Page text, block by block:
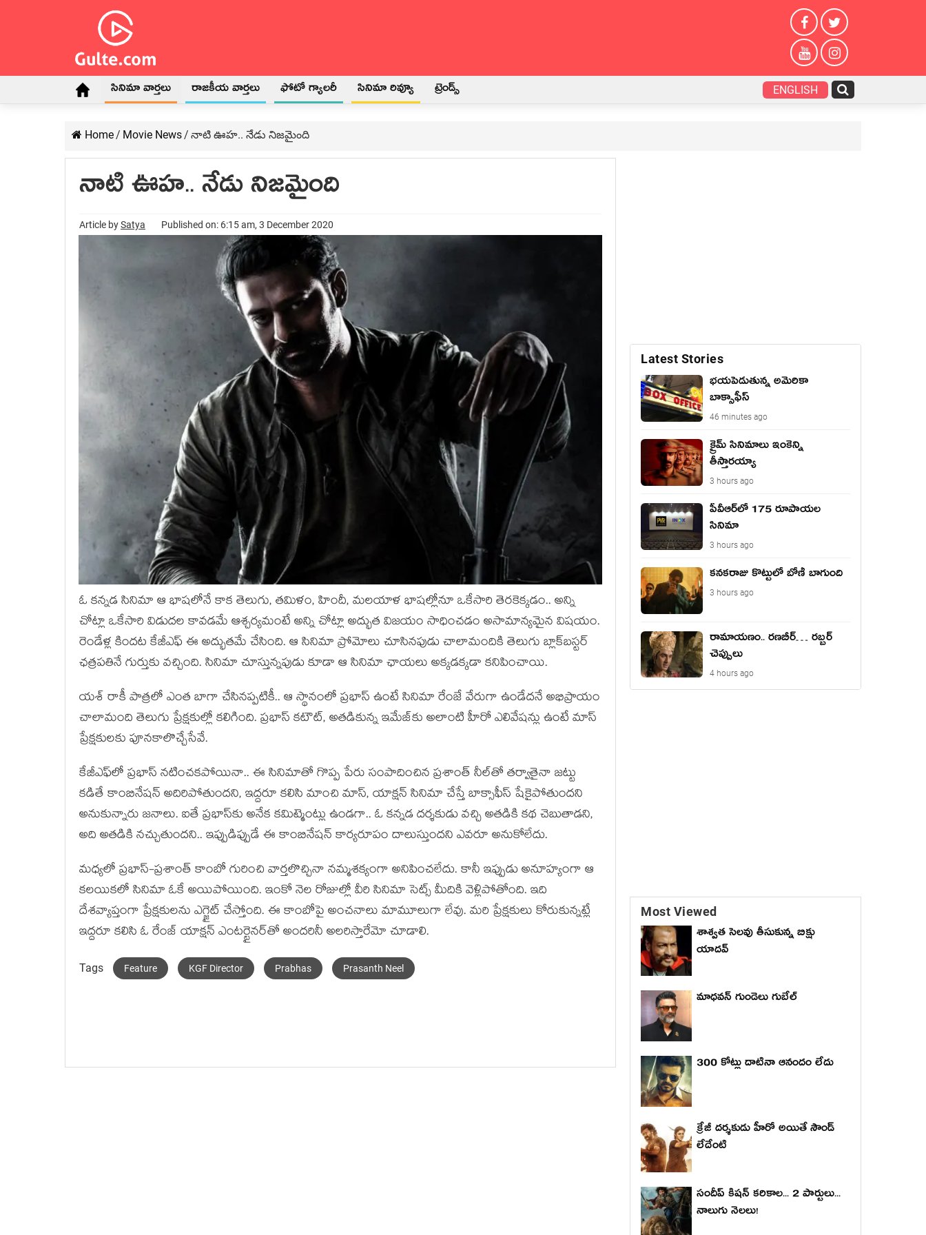
సినిమా వార్తలు రాజకీయ వార్తలు ఫోటో గ్యాలరీ సినిమా రివ్యూ ట్రెండ్స్ ENGLISH
Home/ Movie News/ నాటి ఊహ‌.. నేడు నిజ‌మైంది
నాటి ఊహ‌.. నేడు నిజ‌మైంది
Article bySatya Published on: 6:15 am, 3 December 2020
ఓ క‌న్న‌డ సినిమా ఆ భాష‌లోనే కాక తెలుగు, త‌మిళం, హిందీ, మ‌ల‌యాళ భాష‌ల్లోనూ ఒకేసారి తెర‌కెక్క‌డం.. అన్ని
చోట్లా ఒకేసారి విడుద‌ల కావ‌డ‌మే ఆశ్చ‌ర్య‌మంటే అన్ని చోట్లా అద్భుత విజ‌యం సాధించ‌డం అసామాన్యమైన విష‌యం.
రెండేళ్ల కింద‌ట కేజీఎఫ్ ఈ అద్భుతమే చేసింది. ఆ సినిమా ప్రోమోలు చూసిన‌పుడు చాలామందికి తెలుగు బ్లాక్‌బ‌స్ట‌ర్‌
ఛ‌త్ర‌ప‌తినే గుర్తుకు వ‌చ్చింది. సినిమా చూస్తున్న‌పుడు కూడా ఆ సినిమా ఛాయ‌లు అక్క‌డ‌క్క‌డా క‌నిపించాయి.
య‌శ్ రాకీ పాత్ర‌లో ఎంత బాగా చేసినప్ప‌టికీ.. ఆ స్థానంలో ప్ర‌భాస్ ఉంటే సినిమా రేంజే వేరుగా ఉండేద‌నే అభిప్రాయం
చాలామంది తెలుగు ప్రేక్ష‌కుల్లో క‌లిగింది. ప్ర‌భాస్ క‌టౌట్‌, అత‌డికున్న ఇమేజ్‌కు అలాంటి హీరో ఎలివేష‌న్లు ఉంటే మాస్
ప్రేక్ష‌కుల‌కు పూన‌కాలొచ్చేసేవే.
కేజీఎఫ్‌లో ప్ర‌భాస్ న‌టించ‌క‌పోయినా.. ఈ సినిమాతో గొప్ప పేరు సంపాదించిన ప్ర‌శాంత్ నీల్‌తో త‌ర్వాతైనా జ‌ట్టు
క‌డితే కాంబినేష‌న్ అదిరిపోతుంద‌ని, ఇద్ద‌రూ క‌లిసి మాంచి మాస్, యాక్ష‌న్ సినిమా చేస్తే బాక్సాఫీస్ షేకైపోతుంద‌ని
అనుకున్నారు జ‌నాలు. ఐతే ప్ర‌భాస్‌కు అనేక కమిట్మెంట్లు ఉండ‌గా.. ఓ క‌న్న‌డ ద‌ర్శ‌కుడు వ‌చ్చి అత‌డికి క‌థ చెబుతాడ‌ని,
అది అత‌డికి న‌చ్చుతుంద‌ని.. ఇప్పుడిప్పుడే ఈ కాంబినేష‌న్ కార్య‌రూపం దాలుస్తుంద‌ని ఎవ‌రూ అనుకోలేదు.
మ‌ధ్య‌లో ప్ర‌భాస్‌-ప్ర‌శాంత్ కాంబో గురించి వార్త‌లొచ్చినా నమ్మ‌శక్యంగా అనిపించ‌లేదు. కానీ ఇప్పుడు అనూహ్యంగా ఆ
క‌ల‌యిక‌లో సినిమా ఓకే అయిపోయింది. ఇంకో నెల రోజుల్లో వీరి సినిమా సెట్స్ మీదికి వెళ్లిపోతోంది. ఇది
దేశ‌వ్యాప్తంగా ప్రేక్ష‌కుల‌ను ఎగ్జైట్ చేస్తోంది. ఈ కాంబోపై అంచ‌నాలు మామూలుగా లేవు. మ‌రి ప్రేక్ష‌కులు కోరుకున్న‌ట్లే
ఇద్ద‌రూ క‌లిసి ఓ రేంజ్ యాక్ష‌న్ ఎంట‌ర్టైన‌ర్‌తో అంద‌రినీ అల‌రిస్తారేమో చూడాలి.
Tags Feature KGF Director Prabhas Prasanth Neel
Latest Stories
భయపెడుతున్న అమెరికా
బాక్సాఫీస్
46 minutes ago
క్రైమ్ సినిమాలు ఇంకెన్ని
తీస్తారయ్యా
3 hours ago
పీవీఆర్‌లో 175 రూపాయల
సినిమా
3 hours ago
కనకరాజు కొట్టులో బోణీ బాగుంది
3 hours ago
రామాయ‌ణం.. ర‌ణ‌బీర్… ర‌బ్బ‌ర్
చెప్పులు
4 hours ago
Most Viewed
శాశ్వత సెలవు తీసుకున్న బిక్షు
యాదవ్
మాధ‌వ‌న్ గుండెలు గుబేల్‌
300 కోట్లు దాటినా ఆనందం లేదు
క్రేజీ దర్శకుడు హీరో అయితే సౌండ్
లేదేంటి
సందీప్ కిషన్ కరికాల... 2 పార్టులు...
నాలుగు నెలలు!